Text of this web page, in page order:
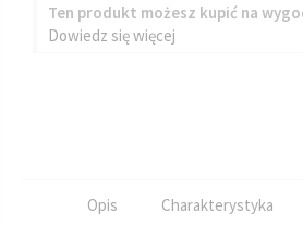
Ten produkt możesz kupić na
Dowiedz się więcej
Opis Charakterystyka